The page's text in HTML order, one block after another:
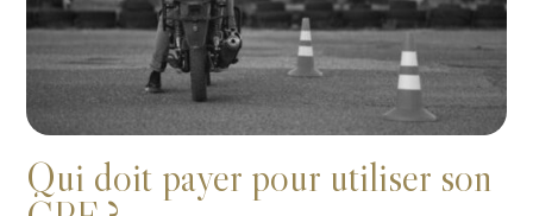
Qui doit payer pour utiliser son